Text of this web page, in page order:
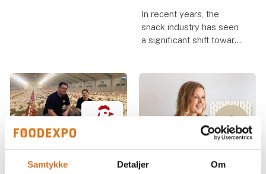
Samtykke Detaljer Om
In recent years, the
snack industry has seen
a significant shift toward
"better-for-you"
category. These snacks
are designed to be more
nutritious th
Case
POULTRY
| Mette Ravn Vanilje